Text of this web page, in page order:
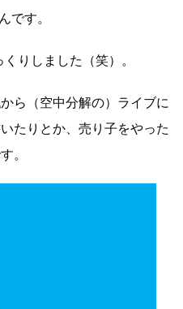
です。
りしました（笑）。
ら（空中分解の）ライブに
たりとか、売り子をやった
。